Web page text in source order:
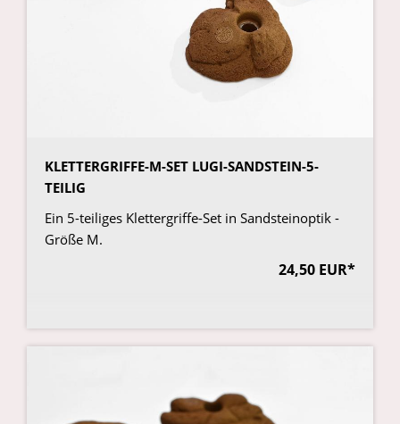
KLETTERGRIFFE-M-SET LUGI-SANDSTEIN-5-
TEILIG
Ein 5-teiliges Klettergriffe-Set in Sandsteinoptik -
Größe M.
24,50 EUR*